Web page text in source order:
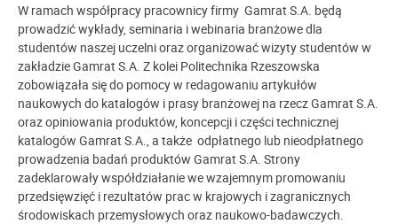
W ramach współpracy pracownicy firmy Gamrat S.A. będą
prowadzićwykłady, seminaria i webinaria branżowe dla
studentów naszej uczelni oraz organizować wizyty studentów w
zakładzie Gamrat S.A. Z kolei Politechnika Rzeszowska
zobowiązała się do pomocy w redagowaniu artykułów
naukowych do katalogów i prasy branżowej na rzecz Gamrat S.A.
oraz opiniowania produktów, koncepcji i części technicznej
katalogów Gamrat S.A., a także odpłatnego lub nieodpłatnego
prowadzenia badań produktów Gamrat S.A. Strony
zadeklarowały współdziałanie we wzajemnym promowaniu
przedsięwzięć i rezultatów prac w krajowych i zagranicznych
środowiskach przemysłowych oraz naukowo-badawczych.